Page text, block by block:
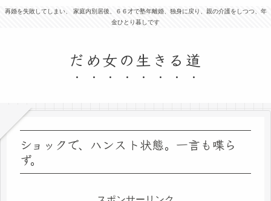
再婚を失敗してしまい、 家庭内別居後、６６才で塾年離婚、独身に戻り、親の介護をしつつ、年
金ひとり暮しです
だめ女の生きる道
ショックで、ハンスト状態。一言も喋ら
ず。